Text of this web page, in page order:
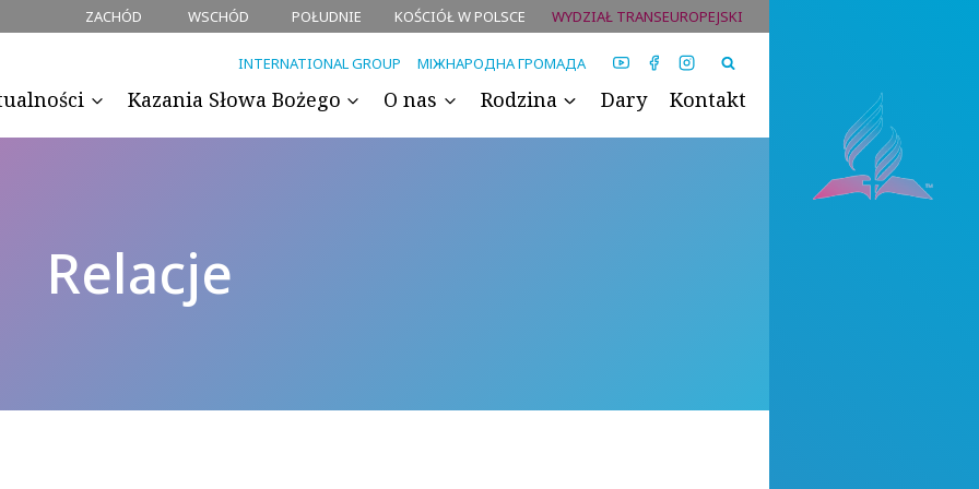
ZACHÓD WSCHÓD POŁUDNIE KOŚCIÓŁ W POLSCE WYDZIAŁ TRANSEUROPEJSKI
INTERNATIONAL GROUP МІЖНАРОДНА ГРОМАДА
Kazania Słowa Bożego O nas Rodzina Dary Kontakt
Relacje